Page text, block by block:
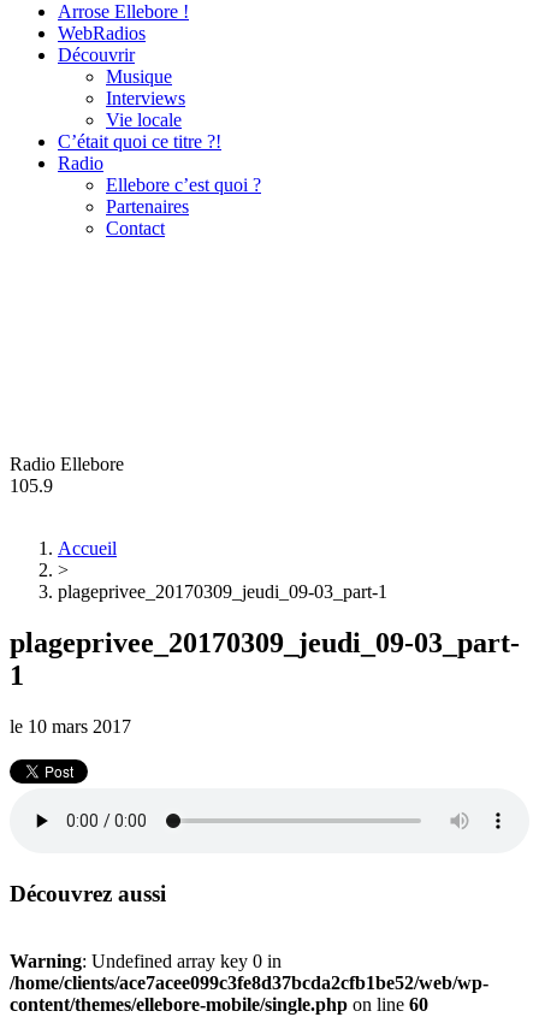
Arrose Ellebore !
WebRadios
Découvrir
Musique
Interviews
Vie locale
C’était quoi ce titre ?!
Radio
Ellebore c’est quoi ?
Partenaires
Contact
Radio Ellebore
105.9
Accueil
>
plageprivee_20170309_jeudi_09-03_part-1
plageprivee_20170309_jeudi_09-03_part-
1
le 10 mars 2017
Découvrez aussi
Warning: Undefined array key 0 in
/home/clients/ace7acee099c3fe8d37bcda2cfb1be52/web/wp-
content/themes/ellebore-mobile/single.php on line 60